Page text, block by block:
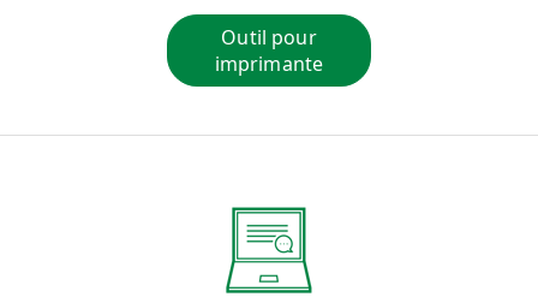
Outil pour
imprimante